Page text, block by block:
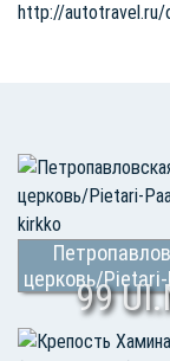
http://autotravel.ru/
церковь/
kirkko
99